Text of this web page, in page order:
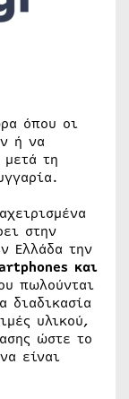
όπου οι
ή να
τη
στην
Ελλάδα την
και
πωλούνται
διαδικασία
υλικού,
ώστε το
είναι